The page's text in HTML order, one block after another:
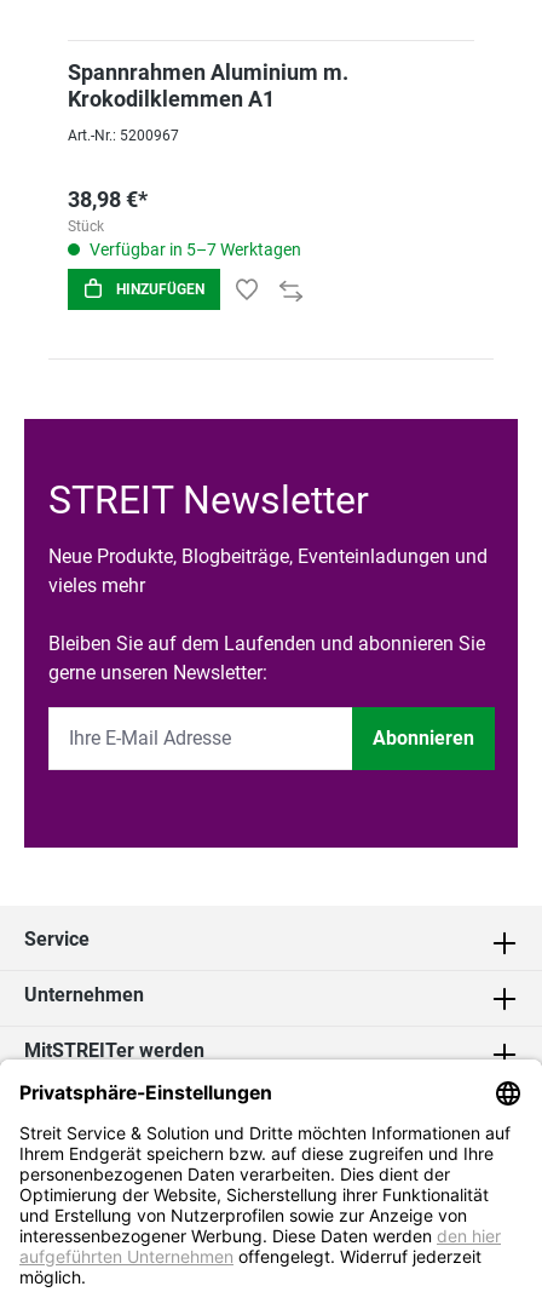
Spannrahmen Aluminium m.
Krokodilklemmen A1
Art.-Nr.: 5200967
38,98 €*
Stück
Verfügbar in 5–7 Werktagen
HINZUFÜGEN
STREIT Newsletter
Neue Produkte, Blogbeiträge, Eventeinladungen und
vieles mehr
Bleiben Sie auf dem Laufenden und abonnieren Sie
gerne unseren Newsletter:
Abonnieren
Service
Unternehmen
MitSTREITer werden
Kontakt
Social Media